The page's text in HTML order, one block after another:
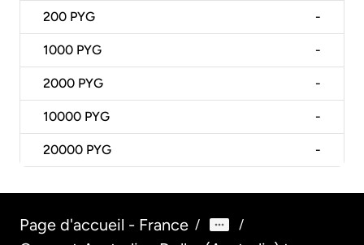
200 PYG -
1000 PYG -
2000 PYG -
10000 PYG -
20000 PYG -
Page d'accueil - France / /